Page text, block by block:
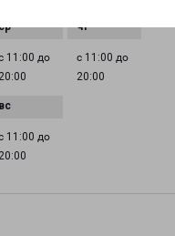
11:00 до
20:00
с 11:00 до
20:00
11:00 до
20:00